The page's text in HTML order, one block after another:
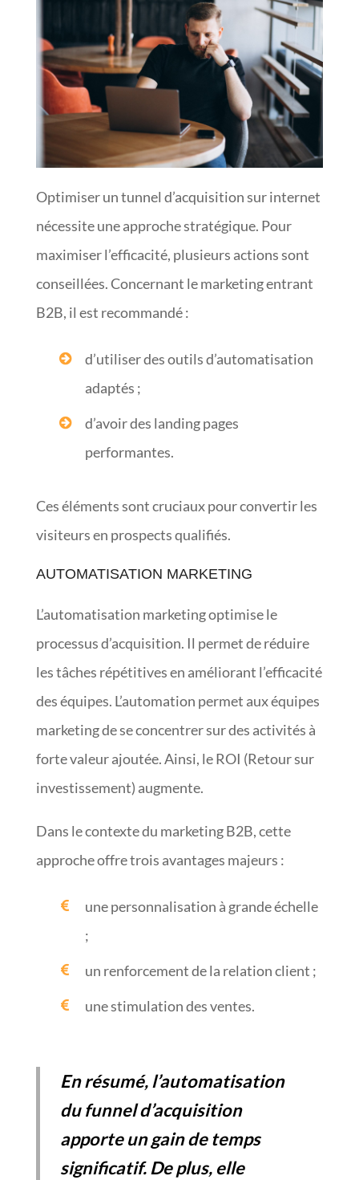
Optimiser un tunnel d’acquisition sur internet
nécessite une approche stratégique. Pour
maximiser l’efficacité, plusieurs actions sont
conseillées. Concernant le marketing entrant
B2B, il est recommandé :
d’utiliser des outils d’automatisation
adaptés ;
d’avoir des landing pages
performantes.
Ces éléments sont cruciaux pour convertir les
visiteurs en prospects qualifiés.
AUTOMATISATION MARKETING
L’automatisation marketing optimise le
processus d’acquisition. Il permet de réduire
les tâches répétitives en améliorant l’efficacité
des équipes. L’automation permet aux équipes
marketing de se concentrer sur des activités à
forte valeur ajoutée. Ainsi, le ROI (Retour sur
investissement) augmente.
Dans le contexte du marketing B2B, cette
approche offre trois avantages majeurs :
une personnalisation à grande échelle
;
un renforcement de la relation client ;
une stimulation des ventes.
En résumé, l’automatisation
du funnel d’acquisition
apporte un gain de temps
significatif. De plus, elle